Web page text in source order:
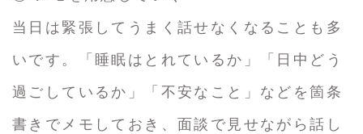
当日は緊張してうまく話せなくなることも多
いです。「睡眠はとれているか」「日中どう
過ごしているか」「不安なこと」などを箇条
書きでメモしておき、面談で見せながら話し